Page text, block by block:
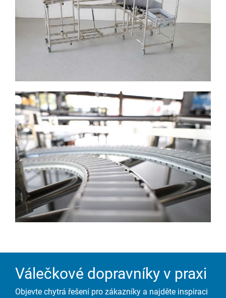
Válečkové dopravníky v praxi
Objevte chytrá řešení pro zákazníky a najděte inspiraci